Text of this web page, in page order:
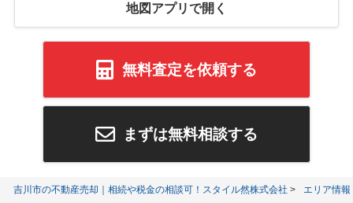
地図アプリで開く
無料査定を依頼する
まずは無料相談する
吉川市の不動産売却｜相続や税金の相談可！スタイル然株式会社 エリア情報